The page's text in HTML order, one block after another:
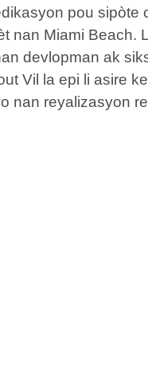
pou sipòte
nan Miami Beach.
devlopman ak
Vil la epi li asire
nan reyalizasyon